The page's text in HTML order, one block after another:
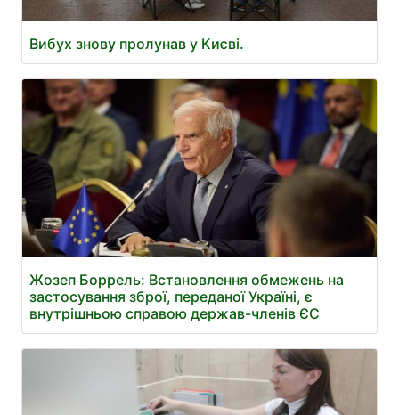
Вибух знову пролунав у Києві.
Жозеп Боррель: Встановлення обмежень на
застосування зброї, переданої Україні, є
внутрішньою справою держав-членів ЄС